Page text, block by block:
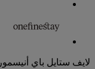
لايف ستايل باي أنيسمور